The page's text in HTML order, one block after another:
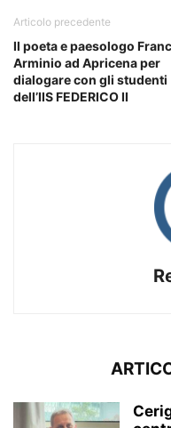
Articolo precedente
Il poeta e paesologo
Arminio ad Apricena per
dialogare con gli studenti
dell’IIS FEDERICO II